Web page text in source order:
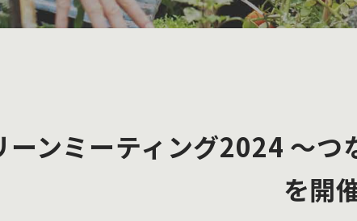
ーンミーティング2024 ～
を開